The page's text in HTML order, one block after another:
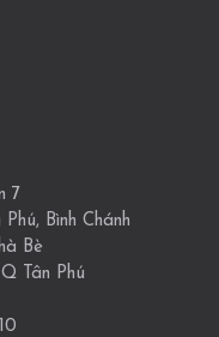
7
Bình Chánh
Bè
Tân Phú